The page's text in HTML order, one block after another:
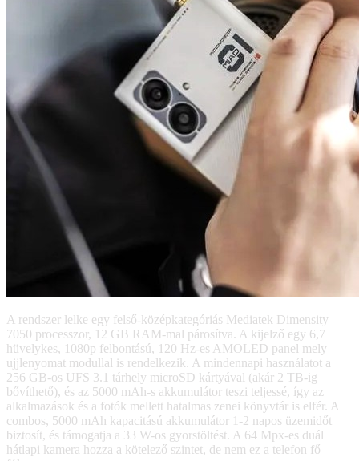
A rendszer lelke egy felső-középkategóriás Mediatek Dimensity
7050 processzor, 12 GB RAM-mal párosítva. A kijelző egy 6,7
hüvelykes, 1080p felbontású, 120 Hz-es AMOLED panel mely
ujjlenyomat modullal is rendelkezik. A mindennapi használatot a
256 GB-os UFS 3.1 tárhely microSD kártyával (akár 2 TB-ig
bővíthető), és az 5000 mAh-s akkumulátor teszi teljessé, így az
alkalmazások és a fotók mellett hatalmas zenei könyvtár is elfér. A
combos, 5000 mAh kapacitású akkumulátor 1-2 napos üzemidőt
biztosít, és támogatja a 33 W-os gyorstöltést. A 64 Mpx-es duál
hátlapi kamera hozza a kötelező szintet, de nem ez a telefon fő